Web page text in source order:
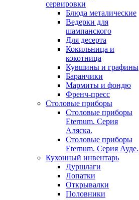
сервировки
Блюда металические
Ведерки для
шампанского
Для десерта
Кокильница и
кокотница
Кувшины и графины
Баранчики
Мармиты и фондю
Френч-пресс
Столовые приборы
Столовые приборы
Eternum. Серия
Аляска.
Столовые приборы
Eternum. Серия Ауде.
Кухонный инвентарь
Дуршлаги
Лопатки
Открывалки
Половники